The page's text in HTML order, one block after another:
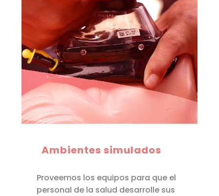
Ambientes simulados
Proveemos los equipos para que el
personal de la salud desarrolle sus